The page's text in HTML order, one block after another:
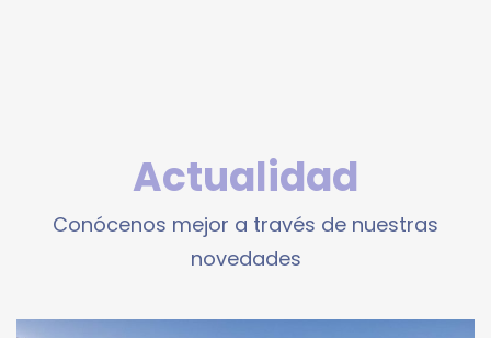
Actualidad
Conócenos mejor a través de nuestras
novedades